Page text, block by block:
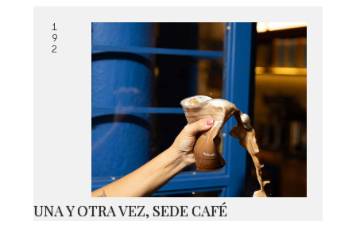
1
9
2
UNA Y OTRA VEZ, SEDE CAFÉ